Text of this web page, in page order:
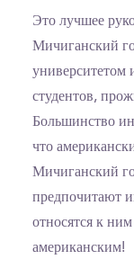
Это лучшее
Мичиганский
университетом
студентов,
Большинство
что
Мичиганский
предпочитают
относятся к
американским!